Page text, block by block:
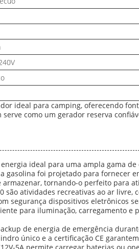
ideal para camping, oferecendo
como um gerador reserva
ideal para uma ampla gama
foi projetado para fornecer
tornando-o perfeito para
são atividades recreativas ao ar
segurança dispositivos eletrônicos
para iluminação, carregamento
de energia de emergência
único e a certificação CE